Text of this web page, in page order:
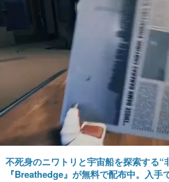
不死身のニワトリと宇宙船を探索する
『Breathedge』が無料で配布中。入手